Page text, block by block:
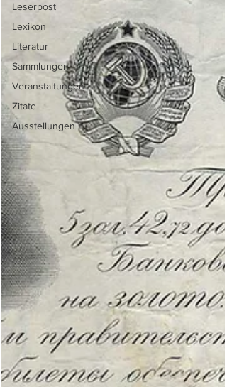
Leserpost
Lexikon
Literatur
Sammlungen
Veranstaltungen
Zitate
Ausstellungen